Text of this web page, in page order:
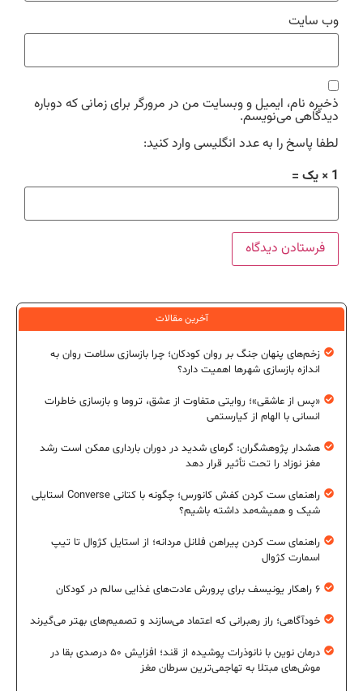
وب‌ سایت
ذخیره نام، ایمیل و وبسایت من در مرورگر برای زمانی که دوباره
دیدگاهی می‌نویسم.
لطفا پاسخ را به عدد انگلیسی وارد کنید:
1 × یک =
آخرین مقالات
زخم‌های پنهان جنگ بر روان کودکان؛ چرا بازسازی سلامت روان به
اندازه بازسازی شهرها اهمیت دارد؟
«پس از عاشقی»؛ روایتی متفاوت از عشق، تروما و بازسازی خاطرات
انسانی با الهام از کیارستمی
هشدار پژوهشگران: گرمای شدید در دوران بارداری ممکن است رشد
مغز نوزاد را تحت تأثیر قرار دهد
راهنمای ست کردن کفش کانورس؛ چگونه با کتانی Converse استایلی
شیک و همیشه‌مد داشته باشیم؟
راهنمای ست کردن پیراهن فلانل مردانه؛ از استایل کژوال تا تیپ
اسمارت کژوال
۶ راهکار یونیسف برای پرورش عادت‌های غذایی سالم در کودکان
خودآگاهی؛ راز رهبرانی که اعتماد می‌سازند و تصمیم‌های بهتر می‌گیرند
درمان نوین با نانوذرات پوشیده از قند؛ افزایش ۵۰ درصدی بقا در
موش‌های مبتلا به تهاجمی‌ترین سرطان مغز